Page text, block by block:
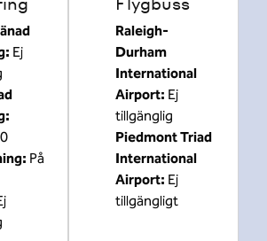
: Ej
:
: På
Raleigh-
Durham
International
Airport: Ej
tillgänglig
Piedmont Triad
International
Airport: Ej
tillgängligt